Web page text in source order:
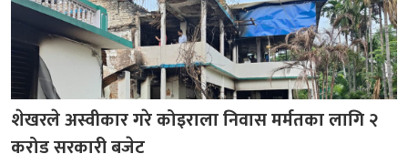
शेखरले अस्वीकार गरे कोइराला निवास मर्मतका लागि २
करोड सरकारी बजेट